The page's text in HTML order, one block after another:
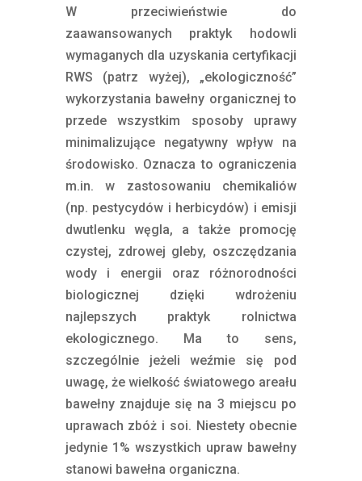
W przeciwieństwie do
zaawansowanych praktyk hodowli
wymaganych dla uzyskania certyfikacji
RWS (patrz wyżej), „ekologiczność”
wykorzystania bawełny organicznej to
przede wszystkim sposoby uprawy
minimalizujące negatywny wpływ na
środowisko. Oznacza to ograniczenia
m.in. w zastosowaniu chemikaliów
(np. pestycydów i herbicydów) i emisji
dwutlenku węgla, a także promocję
czystej, zdrowej gleby, oszczędzania
wody i energii oraz różnorodności
biologicznej dzięki wdrożeniu
najlepszych praktyk rolnictwa
ekologicznego. Ma to sens,
szczególnie jeżeli weźmie się pod
uwagę, że wielkość światowego areału
bawełny znajduje się na 3 miejscu po
uprawach zbóż i soi. Niestety obecnie
jedynie 1% wszystkich upraw bawełny
stanowi bawełna organiczna.